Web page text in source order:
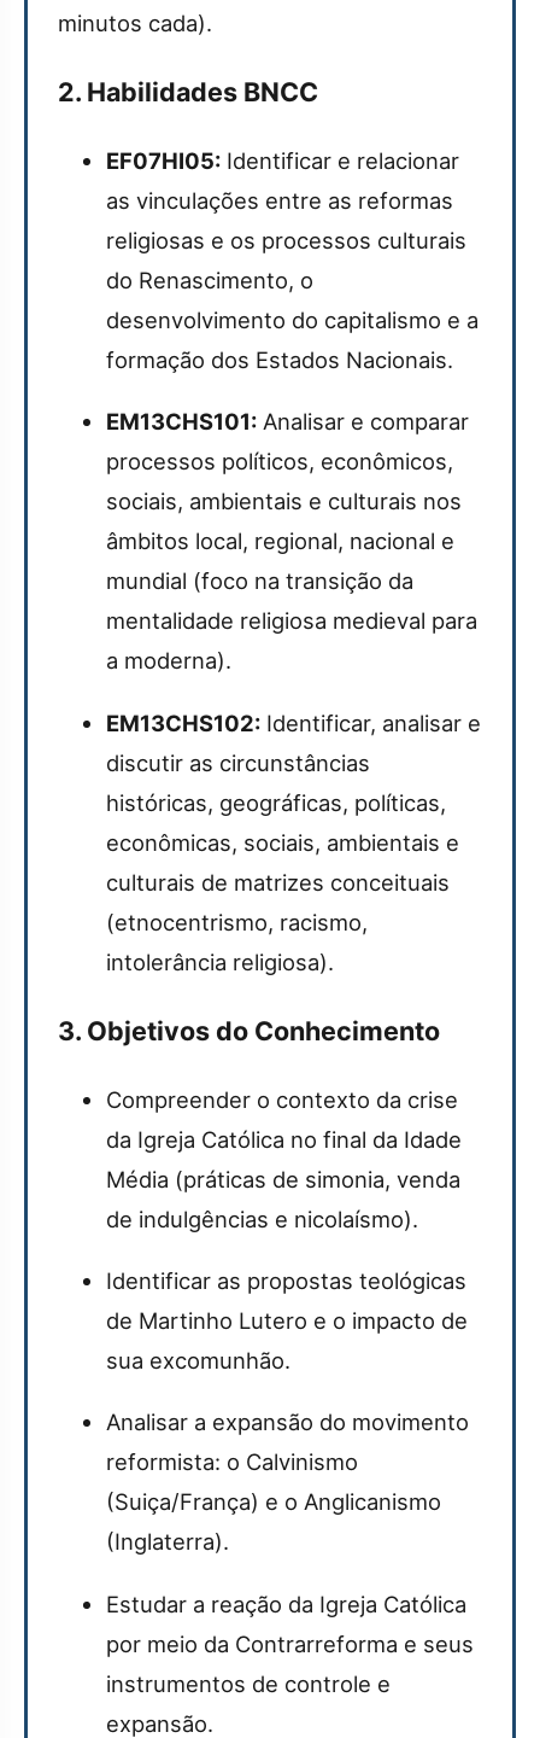
minutos cada).
2. Habilidades BNCC
EF07HI05: Identificar e relacionar
as vinculações entre as reformas
religiosas e os processos culturais
do Renascimento, o
desenvolvimento do capitalismo e a
formação dos Estados Nacionais.
EM13CHS101: Analisar e comparar
processos políticos, econômicos,
sociais, ambientais e culturais nos
âmbitos local, regional, nacional e
mundial (foco na transição da
mentalidade religiosa medieval para
a moderna).
EM13CHS102: Identificar, analisar e
discutir as circunstâncias
históricas, geográficas, políticas,
econômicas, sociais, ambientais e
culturais de matrizes conceituais
(etnocentrismo, racismo,
intolerância religiosa).
3. Objetivos do Conhecimento
Compreender o contexto da crise
da Igreja Católica no final da Idade
Média (práticas de simonia, venda
de indulgências e nicolaísmo).
Identificar as propostas teológicas
de Martinho Lutero e o impacto de
sua excomunhão.
Analisar a expansão do movimento
reformista: o Calvinismo
(Suiça/França) e o Anglicanismo
(Inglaterra).
Estudar a reação da Igreja Católica
por meio da Contrarreforma e seus
instrumentos de controle e
expansão.